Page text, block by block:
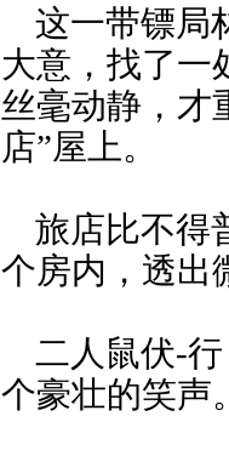
这一带镖局
大意，找了一
丝毫动静，才
店”屋上。
旅店比不得
个房内，透出
二人鼠伏-行
个豪壮的笑声。